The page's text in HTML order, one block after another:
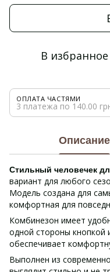
В избранное
ОПЛАТА ЧАСТЯМИ
3 платежа по 140.00
Описание
Стильный человечек
вариант для любого
Модель создана для
комфортная для
Комбинезон имеет
одной стороны кнопкой
обеспечивает
Выполнен из